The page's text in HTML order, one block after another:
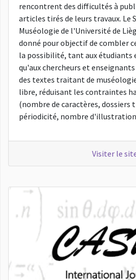
rencontrent des difficultés à
articles tirés de leurs travaux. Le
Muséologie de l'Université de
donné pour objectif de combler
la possibilité, tant aux étudiants
qu'aux chercheurs et
des textes traitant de
libre, réduisant les contraintes
(nombre de caractères, dossiers
périodicité, nombre
Visiter le